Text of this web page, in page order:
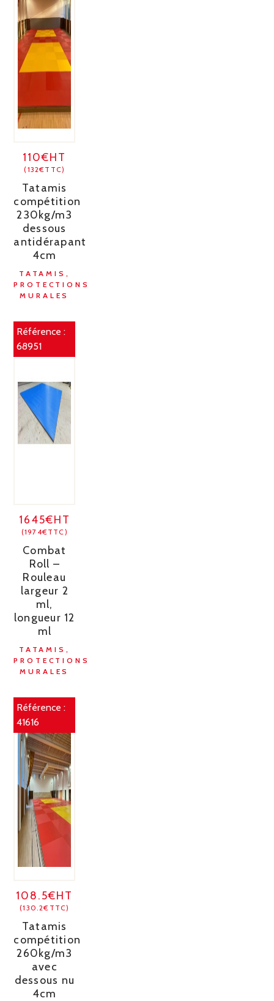
110€HT
(132€TTC)
Tatamis
compétition
230kg/m3
dessous
antidérapant
4cm
TATAMIS,
PROTECTIONS
MURALES
Référence :
68951
1645€HT
(1974€TTC)
Combat
Roll –
Rouleau
largeur 2
ml,
longueur 12
ml
TATAMIS,
PROTECTIONS
MURALES
Référence :
41616
108.5€HT
(130.2€TTC)
Tatamis
compétition
260kg/m3
avec
dessous nu
4cm